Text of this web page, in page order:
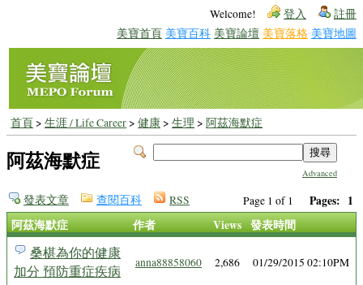
Welcome! 登入 註冊
美寶首頁 美寶百科 美寶論壇 美寶落格 美寶地圖
首頁> 生涯 / Life Career> 健康> 生理 > 阿茲海默症
Advanced
阿茲海默症
Page 1 of 1 Pages: 1
發表文章 查閱百科 RSS
阿茲海默症 作者 Views 發表時間
桑椹為你的健康
加分 預防重症疾病
anna88858060 2,686 01/29/2015 02:10PM